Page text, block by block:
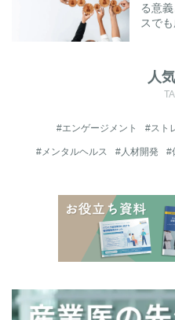
る意
スで
人
#エンゲージメント #スト
#メンタルヘルス #人材開発 #